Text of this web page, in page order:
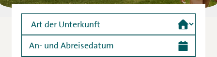
Camping
Vermietung